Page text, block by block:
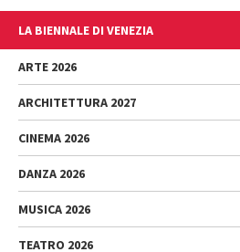
LA BIENNALE DI VENEZIA
L'Istituzione
Cariche istituzionali
Storia
Luoghi
Sponsorship
Sostenibilità ambientale
ARTE 2026
Esposizione
Intervento di Pietrangelo Buttafuoco
Intervento di Koyo Kouoh / La squadra di
Partecipazioni Nazionali
Eventi collaterali
ARCHITETTURA 2027
Mostra
Partecipazioni Nazionali (procedura)
Eventi Collaterali (procedura)
CINEMA 2026
Mostra
Venice Immersive
Intervento di Alberto Barbera
DANZA 2026
Festival
MUSICA 2026
Festival
TEATRO 2026